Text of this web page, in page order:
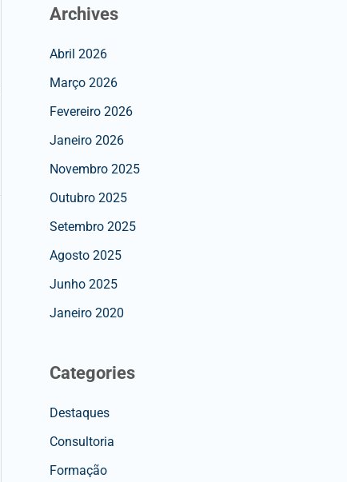
Archives
Abril 2026
Março 2026
Fevereiro 2026
Janeiro 2026
Novembro 2025
Outubro 2025
Setembro 2025
Agosto 2025
Junho 2025
Janeiro 2020
Categories
Destaques
Consultoria
Formação